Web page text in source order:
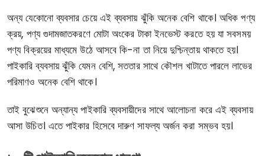
অন্য যেকোনো ব্যবসার চেয়ে এই ব্যবসায় ঝুঁকি অনেক বেশি থাকে। অধিক পণ্য
ক্রয়, পণ্য গুদামজাতকরণে মোটা অংকের টাকা ইনভেস্ট করতে হয় যা সবসময়
পণ্য বিক্রয়ের মাধ্যমে উঠে আসবে কি-না তা নিয়ে দুশ্চিন্তায় থাকতে হয়।
পাইকারি ব্যবসায় ঝুঁকি যেমন বেশি, সততার সাথে কৌশল খাটাতে পারলে লাভের
পরিমাণও অনেক বেশি থাকে।
তাই বুঝেশুনে অন্যান্য পাইকারি ব্যবসায়ীদের সাথে আলোচনা করে এই ব্যবসায়
আসা উচিত। এতে পাইকার হিসেবে দারুণ সাফল্য অর্জন করা সম্ভব হয়।